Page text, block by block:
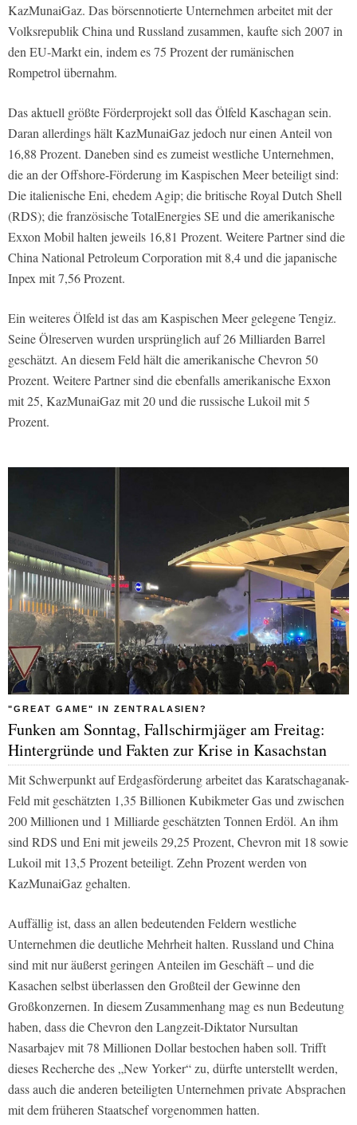
KazMunaiGaz. Das börsennotierte Unternehmen arbeitet mit der
Volksrepublik China und Russland zusammen, kaufte sich 2007 in
den EU-Markt ein, indem es 75 Prozent der rumänischen
Rompetrol übernahm.
Das aktuell größte Förderprojekt soll das Ölfeld Kaschagan sein.
Daran allerdings hält KazMunaiGaz jedoch nur einen Anteil von
16,88 Prozent. Daneben sind es zumeist westliche Unternehmen,
die an der Offshore-Förderung im Kaspischen Meer beteiligt sind:
Die italienische Eni, ehedem Agip; die britische Royal Dutch Shell
(RDS); die französische TotalEnergies SE und die amerikanische
Exxon Mobil halten jeweils 16,81 Prozent. Weitere Partner sind die
China National Petroleum Corporation mit 8,4 und die japanische
Inpex mit 7,56 Prozent.
Ein weiteres Ölfeld ist das am Kaspischen Meer gelegene Tengiz.
Seine Ölreserven wurden ursprünglich auf 26 Milliarden Barrel
geschätzt. An diesem Feld hält die amerikanische Chevron 50
Prozent. Weitere Partner sind die ebenfalls amerikanische Exxon
mit 25, KazMunaiGaz mit 20 und die russische Lukoil mit 5
Prozent.
"GREAT GAME" IN ZENTRALASIEN?
Funken am Sonntag, Fallschirmjäger am Freitag:
Hintergründe und Fakten zur Krise in Kasachstan
Mit Schwerpunkt auf Erdgasförderung arbeitet das Karatschaganak-
Feld mit geschätzten 1,35 Billionen Kubikmeter Gas und zwischen
200 Millionen und 1 Milliarde geschätzten Tonnen Erdöl. An ihm
sind RDS und Eni mit jeweils 29,25 Prozent, Chevron mit 18 sowie
Lukoil mit 13,5 Prozent beteiligt. Zehn Prozent werden von
KazMunaiGaz gehalten.
Auffällig ist, dass an allen bedeutenden Feldern westliche
Unternehmen die deutliche Mehrheit halten. Russland und China
sind mit nur äußerst geringen Anteilen im Geschäft – und die
Kasachen selbst überlassen den Großteil der Gewinne den
Großkonzernen. In diesem Zusammenhang mag es nun Bedeutung
haben, dass die Chevron den Langzeit-Diktator Nursultan
Nasarbajev mit 78 Millionen Dollar bestochen haben soll. Trifft
dieses Recherche des „New Yorker“ zu, dürfte unterstellt werden,
dass auch die anderen beteiligten Unternehmen private Absprachen
mit dem früheren Staatschef vorgenommen hatten.